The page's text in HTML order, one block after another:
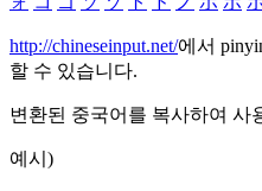
http://chineseinput.net/에서
할 수 있습니다.
변환된 중국어를 복사하여 사
예시)